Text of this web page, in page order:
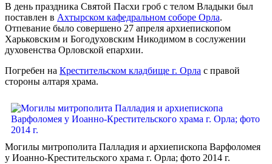
В день праздника Святой Пасхи гроб с телом Владыки был
поставлен в Ахтырском кафедральном соборе Орла.
Отпевание было совершено 27 апреля архиепископом
Харьковским и Богодуховским Никодимом в сослужении
духовенства Орловской епархии.
Погребен на Крестительском кладбище г. Орла с правой
стороны алтаря храма.
Могилы митрополита Палладия и архиепископа Варфоломея
у Иоанно-Крестительского храма г. Орла; фото 2014 г.